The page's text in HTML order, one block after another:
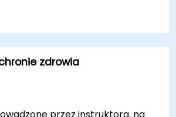
i prywatnościowych
w edukacji.
zdrowia